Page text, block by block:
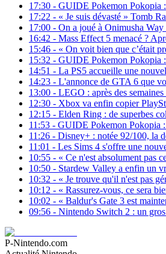
17:30 - GUIDE Pokemon Pokopia
17:22 - « Je suis dévasté » Tomb
17:00 - On a joué à Onimusha
16:42 - Mass Effect 5 menacé ?
15:46 - « On voit bien que c’était
15:32 - GUIDE Pokemon Pokopia
14:51 - La PS5 accueille une
14:23 - L'annonce de GTA 6 que
13:00 - LEGO : après des
12:30 - Xbox va enfin copier
12:15 - Elden Ring : de superbes
11:53 - GUIDE Pokemon Pokopia :
11:26 - Disney+ : notée 92/100, la
11:01 - Les Sims 4 s'offre une
10:55 - « Ce n'est absolument pas
10:50 - Stardew Valley a enfin un
10:32 - « Je trouve qu'il n'est pas
10:12 - « Rassurez-vous, ce sera
10:02 - « Baldur's Gate 3 est
09:56 - Nintendo Switch 2 : un
P-Nintendo.com